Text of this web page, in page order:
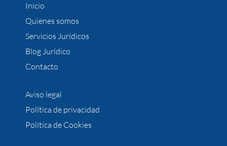
Inicio
Quienes somos
Servicios Jurídicos
Blog Jurídico
Contacto
Aviso legal
Política de privacidad
Política de Cookies